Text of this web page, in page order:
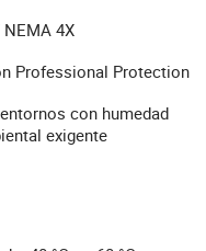
4X
Professional Protection
con humedad
exigente